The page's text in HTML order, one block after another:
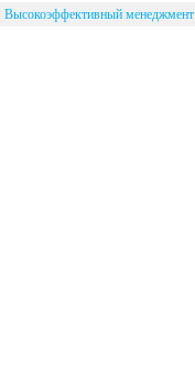
Высокоэффективный менеджмент